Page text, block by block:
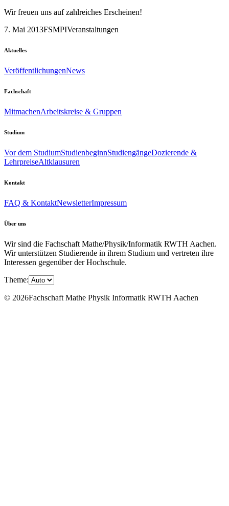
Wir freuen uns auf zahlreiches Erscheinen!
7. Mai 2013FSMPIVeranstaltungen
Aktuelles
VeröffentlichungenNews
Fachschaft
MitmachenArbeitskreise & Gruppen
Studium
Vor dem StudiumStudienbeginnStudiengängeDozierende &
LehrpreiseAltklausuren
Kontakt
FAQ & KontaktNewsletterImpressum
Über uns
Wir sind die Fachschaft Mathe/Physik/Informatik RWTH Aachen.
Wir unterstützen Studierende in ihrem Studium und vertreten ihre
Interessen gegenüber der Hochschule.
Theme:
© 2026Fachschaft Mathe Physik Informatik RWTH Aachen